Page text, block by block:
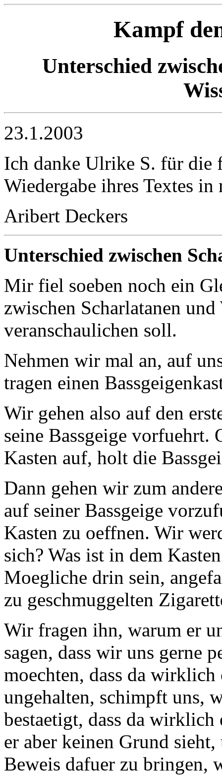
Kampf
Unterschied
23.1.2003
Ich danke Ulrike S. für die
Wiedergabe ihres Textes in
Aribert Deckers
Unterschied zwischen
Mir fiel soeben noch ein
zwischen Scharlatanen
veranschaulichen soll.
Nehmen wir mal an, auf
tragen einen
Wir gehen also auf den
seine Bassgeige vorfuehrt.
Kasten auf, holt die
Dann gehen wir zum
auf seiner Bassgeige
Kasten zu oeffnen. Wir
sich? Was ist in dem
Moegliche drin sein,
zu geschmuggelten
Wir fragen ihn, warum er
sagen, dass wir uns gerne
moechten, dass da
ungehalten, schimpft uns,
bestaetigt, dass da wirklich
er aber keinen Grund
Beweis dafuer zu bringen,